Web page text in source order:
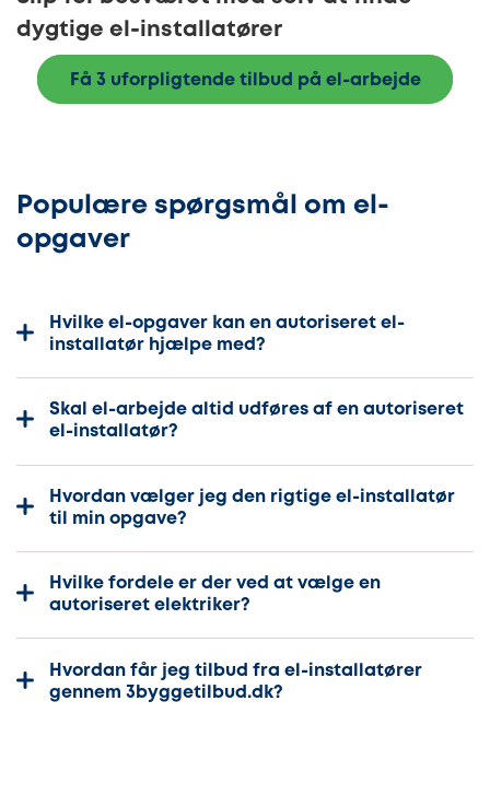
dygtige el-installatører
Få 3 uforpligtende tilbud på el-arbejde
Populære spørgsmål om el-
opgaver
Hvilke el-opgaver kan en autoriseret el-
installatør hjælpe med?
Skal el-arbejde altid udføres af en autoriseret
el-installatør?
Hvordan vælger jeg den rigtige el-installatør
til min opgave?
Hvilke fordele er der ved at vælge en
autoriseret elektriker?
Hvordan får jeg tilbud fra el-installatører
gennem 3byggetilbud.dk?